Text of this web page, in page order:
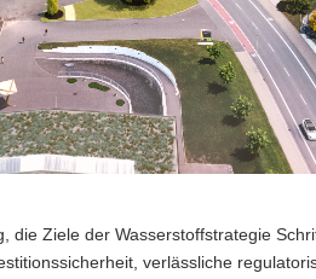
die Ziele der Wasserstoffstrategie
verlässliche